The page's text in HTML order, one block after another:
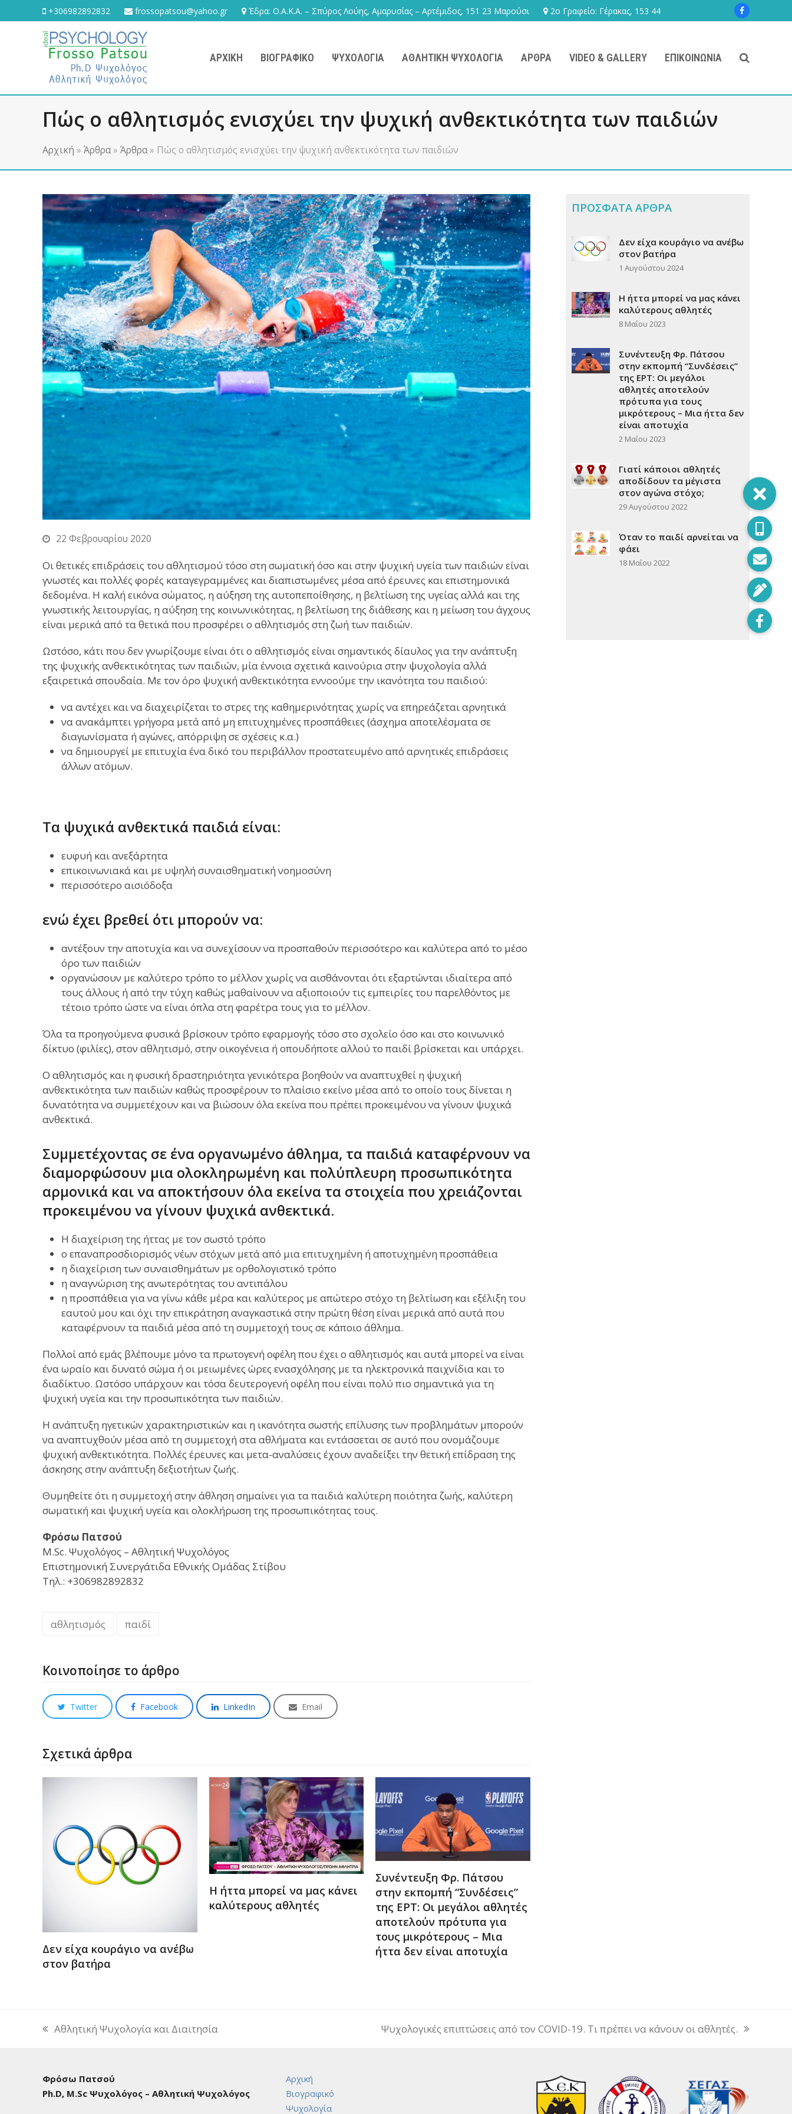
+306982892832 frossopatsou@yahoo.gr Έδρα: Ο.Α.Κ.Α. – Σπύρος Λούης, Αμαρυσίας – Αρτέμιδος, 151 23 Μαρούσι 2ο Γραφείο: Γέρακας, 153 44 Facebook
ΑΡΧΙΚΉ ΒΙΟΓΡΑΦΙΚΌ ΨΥΧΟΛΟΓΊΑ ΑΘΛΗΤΙΚΉ ΨΥΧΟΛΟΓΊΑ ΆΡΘΡΑ VIDEO & GALLERY ΕΠΙΚΟΙΝΩΝΊΑ
Πώς ο αθλητισμός ενισχύει την ψυχική ανθεκτικότητα των παιδιών
Αρχική » Άρθρα» Άρθρα» Πώς ο αθλητισμός ενισχύει την ψυχική ανθεκτικότητα των παιδιών
22 Φεβρουαρίου 2020
Οι θετικές επιδράσεις του αθλητισμού τόσο στη σωματική όσο και στην ψυχική υγεία των παιδιών είναι
γνωστές και πολλές φορές καταγεγραμμένες και διαπιστωμένες μέσα από έρευνες και επιστημονικά
δεδομένα. Η καλή εικόνα σώματος, η αύξηση της αυτοπεποίθησης, η βελτίωση της υγείας αλλά και της
γνωστικής λειτουργίας, η αύξηση της κοινωνικότητας, η βελτίωση της διάθεσης και η μείωση του άγχους
είναι μερικά από τα θετικά που προσφέρει ο αθλητισμός στη ζωή των παιδιών.
Ωστόσο, κάτι που δεν γνωρίζουμε είναι ότι ο αθλητισμός είναι σημαντικός δίαυλος για την ανάπτυξη
της ψυχικής ανθεκτικότητας των παιδιών, μία έννοια σχετικά καινούρια στην ψυχολογία αλλά
εξαιρετικά σπουδαία. Με τον όρο ψυχική ανθεκτικότητα εννοούμε την ικανότητα του παιδιού:
να αντέχει και να διαχειρίζεται το στρες της καθημερινότητας χωρίς να επηρεάζεται αρνητικά
να ανακάμπτει γρήγορα μετά από μη επιτυχημένες προσπάθειες (άσχημα αποτελέσματα σε
διαγωνίσματα ή αγώνες, απόρριψη σε σχέσεις κ.α.)
να δημιουργεί με επιτυχία ένα δικό του περιβάλλον προστατευμένο από αρνητικές επιδράσεις
άλλων ατόμων.
Τα ψυχικά ανθεκτικά παιδιά είναι:
ευφυή και ανεξάρτητα
επικοινωνιακά και με υψηλή συναισθηματική νοημοσύνη
περισσότερο αισιόδοξα
ενώ έχει βρεθεί ότι μπορούν να:
αντέξουν την αποτυχία και να συνεχίσουν να προσπαθούν περισσότερο και καλύτερα από το μέσο
όρο των παιδιών
οργανώσουν με καλύτερο τρόπο το μέλλον χωρίς να αισθάνονται ότι εξαρτώνται ιδιαίτερα από
τους άλλους ή από την τύχη καθώς μαθαίνουν να αξιοποιούν τις εμπειρίες του παρελθόντος με
τέτοιο τρόπο ώστε να είναι όπλα στη φαρέτρα τους για το μέλλον.
Όλα τα προηγούμενα φυσικά βρίσκουν τρόπο εφαρμογής τόσο στο σχολείο όσο και στο κοινωνικό
δίκτυο (φιλίες), στον αθλητισμό, στην οικογένεια ή οπουδήποτε αλλού το παιδί βρίσκεται και υπάρχει.
Ο αθλητισμός και η φυσική δραστηριότητα γενικότερα βοηθούν να αναπτυχθεί η ψυχική
ανθεκτικότητα των παιδιών καθώς προσφέρουν το πλαίσιο εκείνο μέσα από το οποίο τους δίνεται η
δυνατότητα να συμμετέχουν και να βιώσουν όλα εκείνα που πρέπει προκειμένου να γίνουν ψυχικά
ανθεκτικά.
Συμμετέχοντας σε ένα οργανωμένο άθλημα, τα παιδιά καταφέρνουν να
διαμορφώσουν μια ολοκληρωμένη και πολύπλευρη προσωπικότητα
αρμονικά και να αποκτήσουν όλα εκείνα τα στοιχεία που χρειάζονται
προκειμένου να γίνουν ψυχικά ανθεκτικά.
Η διαχείριση της ήττας με τον σωστό τρόπο
ο επαναπροσδιορισμός νέων στόχων μετά από μια επιτυχημένη ή αποτυχημένη προσπάθεια
η διαχείριση των συναισθημάτων με ορθολογιστικό τρόπο
η αναγνώριση της ανωτερότητας του αντιπάλου
η προσπάθεια για να γίνω κάθε μέρα και καλύτερος με απώτερο στόχο τη βελτίωση και εξέλιξη του
εαυτού μου και όχι την επικράτηση αναγκαστικά στην πρώτη θέση είναι μερικά από αυτά που
καταφέρνουν τα παιδιά μέσα από τη συμμετοχή τους σε κάποιο άθλημα.
Πολλοί από εμάς βλέπουμε μόνο τα πρωτογενή οφέλη που έχει ο αθλητισμός και αυτά μπορεί να είναι
ένα ωραίο και δυνατό σώμα ή οι μειωμένες ώρες ενασχόλησης με τα ηλεκτρονικά παιχνίδια και το
διαδίκτυο. Ωστόσο υπάρχουν και τόσα δευτερογενή οφέλη που είναι πολύ πιο σημαντικά για τη
ψυχική υγεία και την προσωπικότητα των παιδιών.
Η ανάπτυξη ηγετικών χαρακτηριστικών και η ικανότητα σωστής επίλυσης των προβλημάτων μπορούν
να αναπτυχθούν μέσα από τη συμμετοχή στα αθλήματα και εντάσσεται σε αυτό που ονομάζουμε
ψυχική ανθεκτικότητα. Πολλές έρευνες και μετα-αναλύσεις έχουν αναδείξει την θετική επίδραση της
άσκησης στην ανάπτυξη δεξιοτήτων ζωής.
Θυμηθείτε ότι η συμμετοχή στην άθληση σημαίνει για τα παιδιά καλύτερη ποιότητα ζωής, καλύτερη
σωματική και ψυχική υγεία και ολοκλήρωση της προσωπικότητας τους.
Φρόσω Πατσού
M.Sc. Ψυχολόγος – Αθλητική Ψυχολόγος
Επιστημονική Συνεργάτιδα Εθνικής Ομάδας Στίβου
Τηλ.: +306982892832
αθλητισμός παιδί
Κοινοποίησε το άρθρο
Twitter Facebook LinkedIn Email
Σχετικά άρθρα
Δεν είχα κουράγιο να ανέβω
στον βατήρα
Η ήττα μπορεί να μας κάνει
καλύτερους αθλητές
Συνέντευξη Φρ. Πάτσου
στην εκπομπή “Συνδέσεις”
της ΕΡΤ: Οι μεγάλοι αθλητές
αποτελούν πρότυπα για
τους μικρότερους – Μια
ήττα δεν είναι αποτυχία
ΠΡΟΣΦΑΤΑ ΑΡΘΡΑ
Δεν είχα κουράγιο να ανέβω
στον βατήρα
1 Αυγούστου 2024
Η ήττα μπορεί να μας κάνει
καλύτερους αθλητές
8 Μαΐου 2023
Συνέντευξη Φρ. Πάτσου
στην εκπομπή “Συνδέσεις”
της ΕΡΤ: Οι μεγάλοι
αθλητές αποτελούν
πρότυπα για τους
μικρότερους – Μια ήττα δεν
είναι αποτυχία
2 Μαΐου 2023
Γιατί κάποιοι αθλητές
αποδίδουν τα μέγιστα
στον αγώνα στόχο;
29 Αυγούστου 2022
Όταν το παιδί αρνείται να
φάει
18 Μαΐου 2022
previous
Αθλητική Ψυχολογία και Διαιτησία
next
Ψυχολογικές επιπτώσεις από τον COVID-19. Τι πρέπει να κάνουν οι αθλητές.
Φρόσω Πατσού
Ph.D, M.Sc Ψυχολόγος – Αθλητική Ψυχολόγος
Αρχική
Βιογραφικό
Ψυχολογία